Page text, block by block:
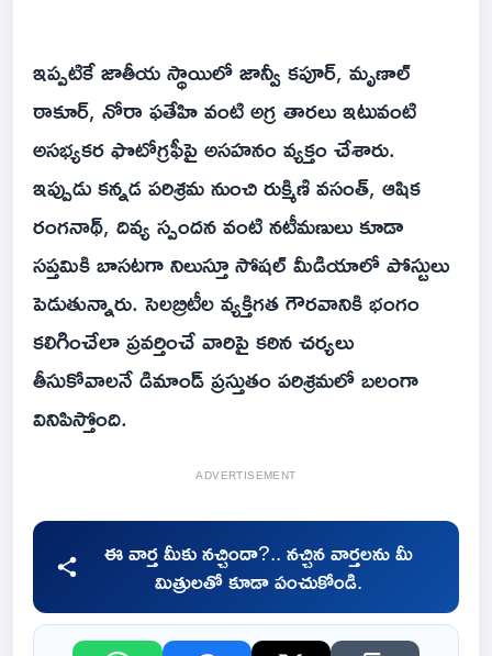
ఇప్పటికే జాతీయ స్థాయిలో జాన్వీ కపూర్, మృణాల్
ఠాకూర్, నోరా ఫతేహి వంటి అగ్ర తారలు ఇటువంటి
అసభ్యకర ఫొటోగ్రఫీపై అసహనం వ్యక్తం చేశారు.
ఇప్పుడు కన్నడ పరిశ్రమ నుంచి రుక్మిణి వసంత్, ఆషిక
రంగనాథ్, దివ్య స్పందన వంటి నటీమణులు కూడా
సప్తమికి బాసటగా నిలుస్తూ సోషల్ మీడియాలో పోస్టులు
పెడుతున్నారు. సెలబ్రిటీల వ్యక్తిగత గౌరవానికి భంగం
కలిగించేలా ప్రవర్తించే వారిపై కఠిన చర్యలు
తీసుకోవాలనే డిమాండ్ ప్రస్తుతం పరిశ్రమలో బలంగా
వినిపిస్తోంది.
ADVERTISEMENT
ఈ వార్త మీకు నచ్చిందా?.. నచ్చిన వార్తలను మీ
మిత్రులతో కూడా పంచుకోండి.